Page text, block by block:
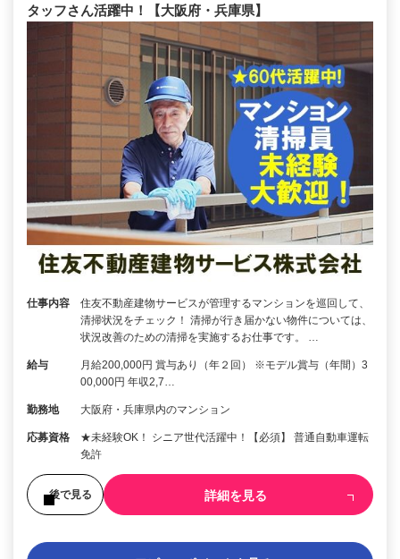
タッフさん活躍中！【大阪府・兵庫県】
仕事内容
住友不動産建物サービスが管理するマンションを巡回して、
清掃状況をチェック！ 清掃が行き届かない物件については、
状況改善のための清掃を実施するお仕事です。 …
給与
月給200,000円 賞与あり（年２回） ※モデル賞与（年間）3
00,000円 年収2,7…
勤務地 大阪府・兵庫県内のマンション
応募資格
★未経験OK！ シニア世代活躍中！【必須】 普通自動車運転
免許
後で見る 詳細を見る